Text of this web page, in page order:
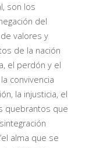
son los
del
valores y
de la nación
el perdón y el
convivencia
la injusticia, el
quebrantos que
alma que se